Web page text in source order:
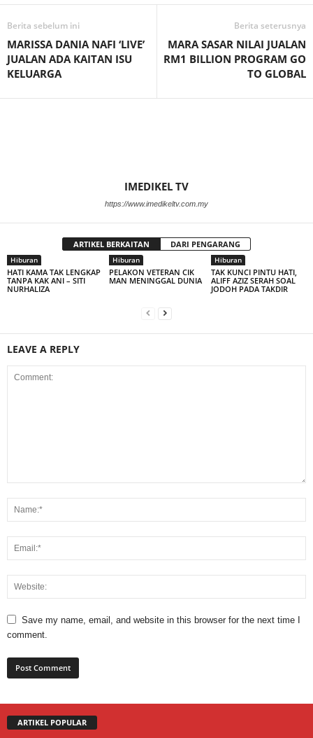
Berita sebelum ini
MARISSA DANIA NAFI ‘LIVE’
JUALAN ADA KAITAN ISU
KELUARGA
Berita seterusnya
MARA SASAR NILAI JUALAN
RM1 BILLION PROGRAM GO
TO GLOBAL
IMEDIKEL TV
https://www.imedikeltv.com.my
ARTIKEL BERKAITAN DARI PENGARANG
Hiburan
HATI KAMA TAK LENGKAP
TANPA KAK ANI – SITI
NURHALIZA
Hiburan
PELAKON VETERAN CIK
MAN MENINGGAL DUNIA
Hiburan
TAK KUNCI PINTU HATI,
ALIFF AZIZ SERAH SOAL
JODOH PADA TAKDIR
LEAVE A REPLY
Save my name, email, and website in this browser for the next time I
comment.
ARTIKEL POPULAR